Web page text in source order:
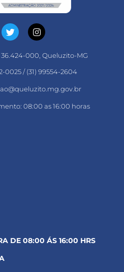
36.424-000, Queluzito-MG
0025 / (31) 99554-2604
08:00 as 16:00 horas
DE 08:00 ÁS 16:00 HRS